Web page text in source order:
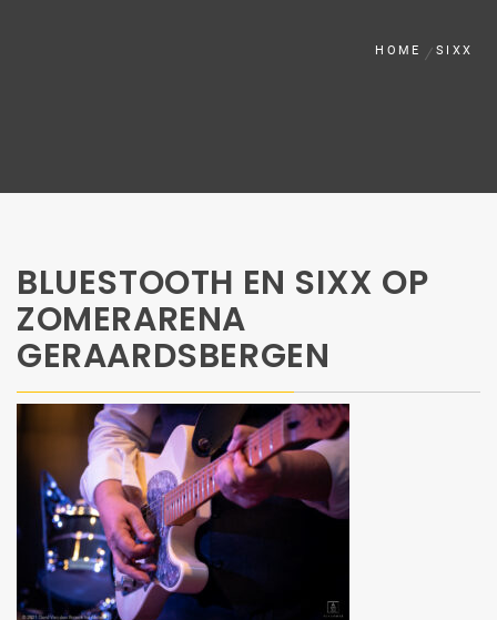
HOME SIXX
BLUESTOOTH EN SIXX OP
ZOMERARENA
GERAARDSBERGEN